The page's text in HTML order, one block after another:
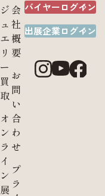
ジ
ュ
エ
リ
ー
買
取
オ
ン
ラ
イ
ン
展
会
社
概
要
お
問
い
合
わ
せ
プ
ラ
バイヤーログイン
出展企業ログイン